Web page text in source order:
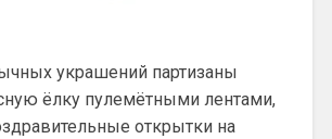
украшений партизаны
ёлку пулемётными лентами,
открытки на